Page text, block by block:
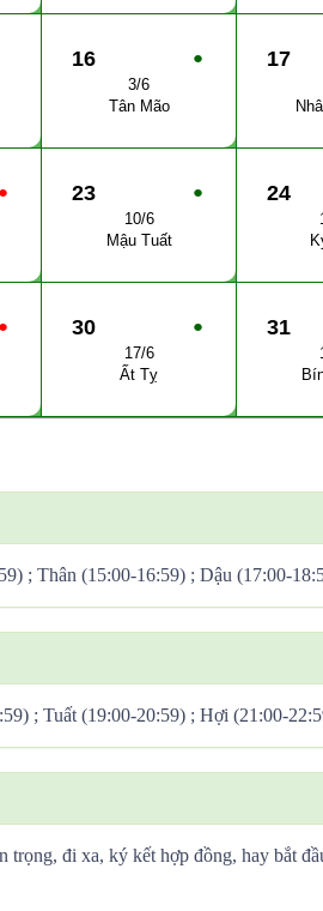
●
16
3/6
Tân Mão
17
● ●
23
10/6
Mậu Tuất
24
● ●
30
17/6
Ất Tỵ
31
; Thân (15:00-16:59) ; Dậu (17:00-
; Tuất (19:00-20:59) ; Hợi (21:00-
trọng, đi xa, ký kết hợp đồng, hay bắt